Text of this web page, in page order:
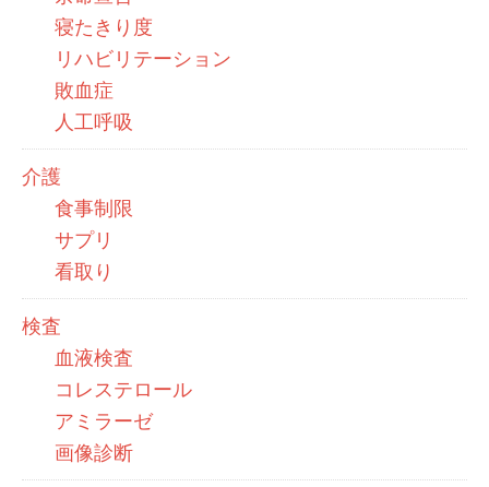
寝たきり度
リハビリテーション
敗血症
人工呼吸
介護
食事制限
サプリ
看取り
検査
血液検査
コレステロール
アミラーゼ
画像診断